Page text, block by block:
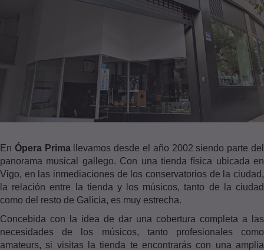
En Ópera Primallevamos desde el año 2002 siendo parte del
panorama musical gallego. Con una tienda física ubicada en
Vigo, en las inmediaciones de los conservatorios de la ciudad,
la relación entre la tienda y los músicos, tanto de la ciudad
como del resto de Galicia, es muy estrecha.
Concebida con la idea de dar una cobertura completa a las
necesidades de los músicos, tanto profesionales como
amateurs, si visitas la tienda te encontrarás con una amplia